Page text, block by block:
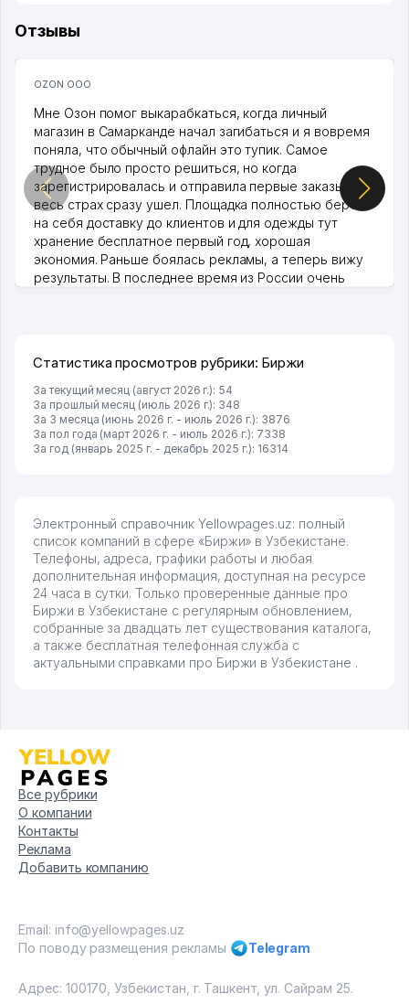
Отзывы
OZON ООО
Мне Озон помог выкарабкаться, когда личный
магазин в Самарканде начал загибаться и я вовремя
поняла, что обычный офлайн это тупик. Самое
трудное было просто решиться, но когда
зарегистрировалась и отправила первые заказы,
весь страх сразу ушел. Площадка полностью берет
на себя доставку до клиентов и для одежды тут
хранение бесплатное первый год, хорошая
экономия. Раньше боялась рекламы, а теперь вижу
результаты. В последнее время из России очень
Статистика просмотров рубрики: Биржи
За текущий месяц (август 2026 г.): 54
За прошлый месяц (июль 2026 г.): 348
За 3 месяца (июнь 2026 г. - июль 2026 г.): 3876
За пол года (март 2026 г. - июль 2026 г.): 7338
За год (январь 2025 г. - декабрь 2025 г.): 16314
Электронный справочник Yellowpages.uz: полный
список компаний в сфере «Биржи» в Узбекистане.
Телефоны, адреса, графики работы и любая
дополнительная информация, доступная на ресурсе
24 часа в сутки. Только проверенные данные про
Биржи в Узбекистане с регулярным обновлением,
собранные за двадцать лет существования каталога,
а также бесплатная телефонная служба с
актуальными справками про Биржи в Узбекистане .
Все рубрики
О компании
Контакты
Реклама
Добавить компанию
Email: info@yellowpages.uz
По поводу размещения рекламы
Telegram
Адрес: 100170, Узбекистан, г. Ташкент, ул. Сайрам 25.